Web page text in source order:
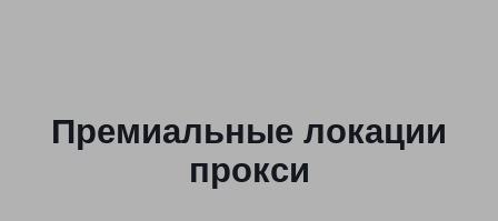
Премиальные локации
прокси